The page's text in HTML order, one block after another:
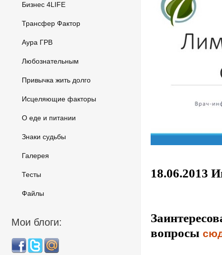
Бизнес 4LIFE
Трансфер Фактор
Аура ГРВ
Любознательным
Привычка жить долго
Исцеляющие факторы
О еде и питании
Знаки судьбы
Галерея
Тесты
Файлы
Мои блоги:
18.06.2013
вопросы